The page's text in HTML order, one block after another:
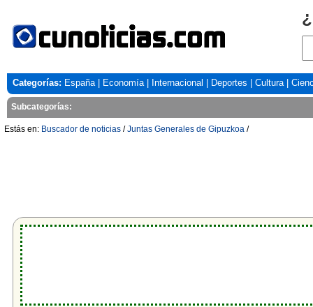
Categorías: España| Economía| Internacional Deportes Cultura|
Subcategorías:
Estás en: Buscador de noticias /Juntas Generales de Gipuzkoa /